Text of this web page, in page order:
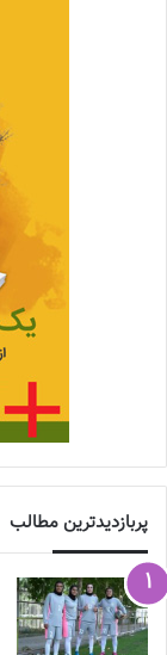
پربازدیدترین مطالب